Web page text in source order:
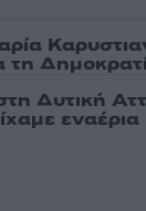
τη
Δυτική